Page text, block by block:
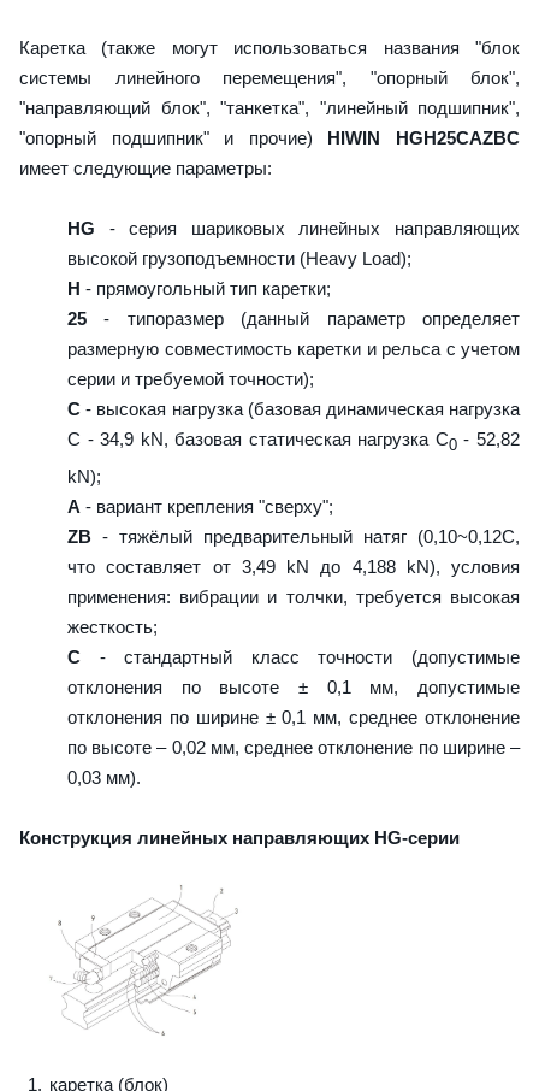
Каретка (также могут использоваться названия "блок
системы линейного перемещения", "опорный блок",
"направляющий блок", "танкетка", "линейный подшипник",
"опорный подшипник" и прочие) HIWIN HGH25CAZBC
имеет следующие параметры:
HG - серия шариковых линейных направляющих
высокой грузоподъемности (Heavy Load);
H - прямоугольный тип каретки;
25 - типоразмер (данный параметр определяет
размерную совместимость каретки и рельса с учетом
серии и требуемой точности);
C - высокая нагрузка (базовая динамическая нагрузка
C - 34,9 kN, базовая статическая нагрузка С0- 52,82
kN);
A - вариант крепления "сверху";
ZB - тяжёлый предварительный натяг (0,10~0,12C,
что составляет от 3,49 kN до 4,188 kN), условия
применения: вибрации и толчки, требуется высокая
жесткость;
C - стандартный класс точности (допустимые
отклонения по высоте ± 0,1 мм, допустимые
отклонения по ширине ± 0,1 мм, среднее отклонение
по высоте – 0,02 мм, среднее отклонение по ширине –
0,03 мм).
Конструкция линейных направляющих HG-серии
каретка (блок)